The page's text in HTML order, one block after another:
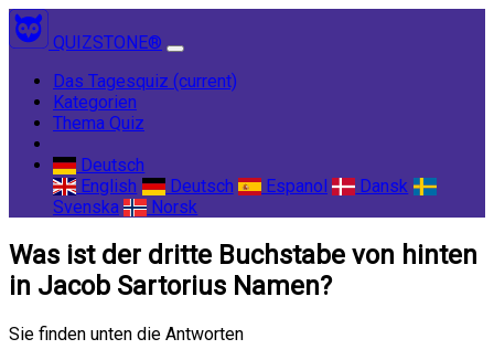
QUIZSTONE®
Das Tagesquiz (current)
Kategorien
Thema Quiz
Deutsch
English
Deutsch Espanol
Dansk
Svenska
Norsk
Was ist der dritte Buchstabe von hinten
in Jacob Sartorius Namen?
Sie finden unten die Antworten